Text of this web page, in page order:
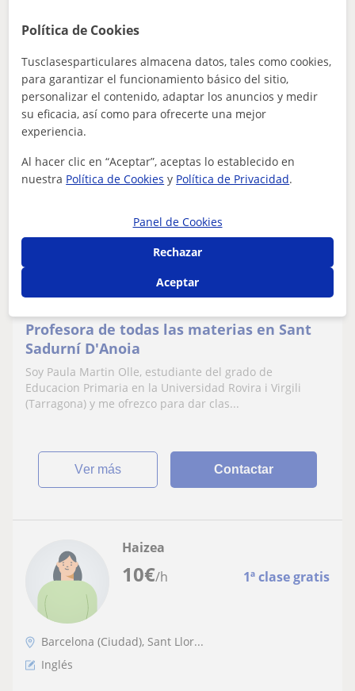
gente española y mis clases son amena...
ver más Contactar
Paula
Profesora de todas las materias en Sant
Sadurní D'Anoia
Soy Paula Martin Olle, estudiante del grado de
Educacion Primaria en la Universidad Rovira i Virgili
(Tarragona) y me ofrezco para dar clas...
ver más Contactar
10€/h 1ª clase gratis
Haizea
Barcelona (Ciudad), Sant Llor...
Inglés
Política de Cookies
Tusclasesparticulares almacena datos, tales como cookies,
para garantizar el funcionamiento básico del sitio,
personalizar el contenido, adaptar los anuncios y medir
su eficacia, así como para ofrecerte una mejor
experiencia.
Al hacer clic en “Aceptar”, aceptas lo establecido en
nuestra Política de Cookies y Política de Privacidad.
Panel de Cookies
Rechazar
Aceptar